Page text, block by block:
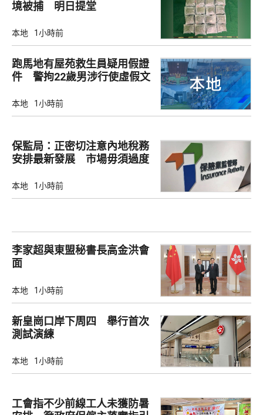
境被捕 明日提堂
本地 1小時前
跑馬地有屋苑救生員疑用假證
件 警拘22歲男涉行使虛假文
本地 1小時前
保監局：正密切注意內地稅務
安排最新發展 市場毋須過度
本地 1小時前
李家超與東盟秘書長高金洪會
面
本地 1小時前
新皇崗口岸下周四 舉行首次
測試演練
本地 1小時前
工會指不少前線工人未獲防暑